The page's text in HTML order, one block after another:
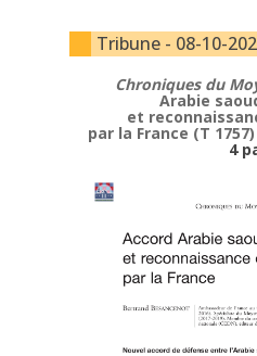
Tribune - 08-10-
Chroniques du
Arabie
et
par la France (T 1757)
4